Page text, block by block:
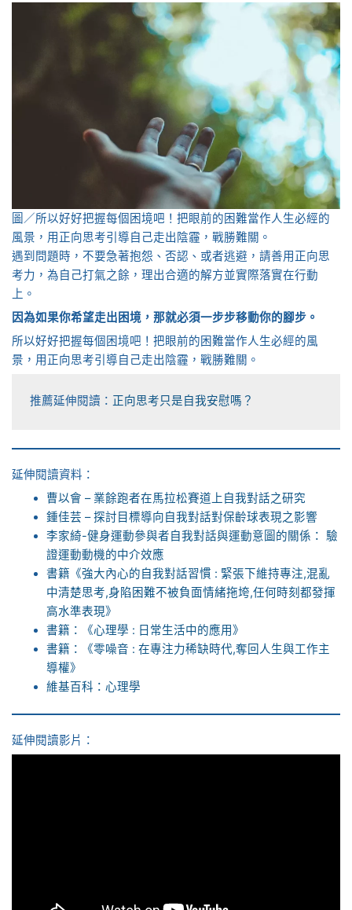
圖／所以好好把握每個困境吧！把眼前的困難當作人生必經的
風景，用正向思考引導自己走出陰霾，戰勝難關。
遇到問題時，不要急著抱怨、否認、或者逃避，請善用正向思
考力，為自己打氣之餘，理出合適的解方並實際落實在行動
上。
因為如果你希望走出困境，那就必須一步步移動你的腳步。
所以好好把握每個困境吧！把眼前的困難當作人生必經的風
景，用正向思考引導自己走出陰霾，戰勝難關。
推薦延伸閱讀：正向思考只是自我安慰嗎？
延伸閱讀資料：
曹以會 – 業餘跑者在馬拉松賽道上自我對話之研究
鍾佳芸 – 探討目標導向自我對話對保齡球表現之影響
李家綺-健身運動參與者自我對話與運動意圖的關係： 驗
證運動動機的中介效應
書籍《強大內心的自我對話習慣 : 緊張下維持專注,混亂
中清楚思考,身陷困難不被負面情緒拖垮,任何時刻都發揮
高水準表現》
書籍：《心理學 : 日常生活中的應用》
書籍：《零噪音 : 在專注力稀缺時代,奪回人生與工作主
導權》
維基百科：心理學
延伸閱讀影片：